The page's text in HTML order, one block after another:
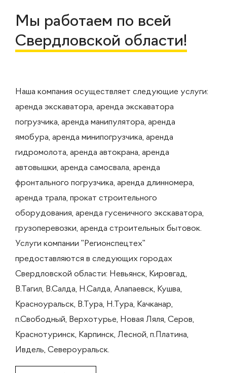
Мы работаем по всей
Свердловской области!
Наша компания осуществляет следующие услуги:
аренда экскаватора, аренда экскаватора
погрузчика, аренда манипулятора, аренда
ямобура, аренда минипогрузчика, аренда
гидромолота, аренда автокрана, аренда
автовышки, аренда самосвала, аренда
фронтального погрузчика, аренда длинномера,
аренда трала, прокат строительного
оборудования, аренда гусеничного экскаватора,
грузоперевозки, аренда строительных бытовок.
Услуги компании "Регионспецтех"
предоставляются в следующих городах
Свердловской области: Невьянск, Кировгад,
В.Тагил, В.Салда, Н.Салда, Алапаевск, Кушва,
Красноуральск, В.Тура, Н.Тура, Качканар,
п.Свободный, Верхотурье, Новая Ляля, Серов,
Краснотуринск, Карпинск, Лесной, п.Платина,
Ивдель, Североуральск.